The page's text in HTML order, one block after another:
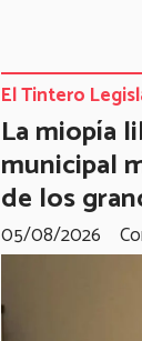
La miopía
municipal
de los
El Tintero
05/08/2026